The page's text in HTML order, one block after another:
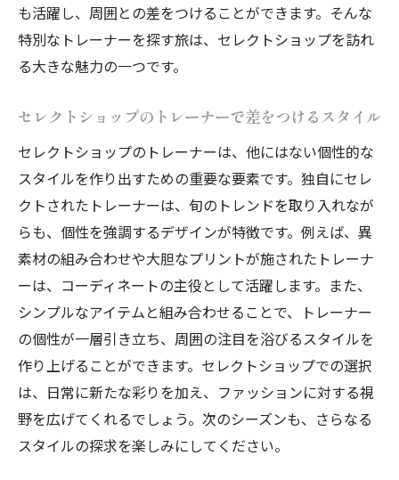
も活躍し、周囲との差をつけることができます。そんな
特別なトレーナーを探す旅は、セレクトショップを訪れ
る大きな魅力の一つです。
セレクトショップのトレーナーで差をつけるスタイル
セレクトショップのトレーナーは、他にはない個性的な
スタイルを作り出すための重要な要素です。独自にセレ
クトされたトレーナーは、旬のトレンドを取り入れなが
らも、個性を強調するデザインが特徴です。例えば、異
素材の組み合わせや大胆なプリントが施されたトレーナ
ーは、コーディネートの主役として活躍します。また、
シンプルなアイテムと組み合わせることで、トレーナー
の個性が一層引き立ち、周囲の注目を浴びるスタイルを
作り上げることができます。セレクトショップでの選択
は、日常に新たな彩りを加え、ファッションに対する視
野を広げてくれるでしょう。次のシーズンも、さらなる
スタイルの探求を楽しみにしてください。